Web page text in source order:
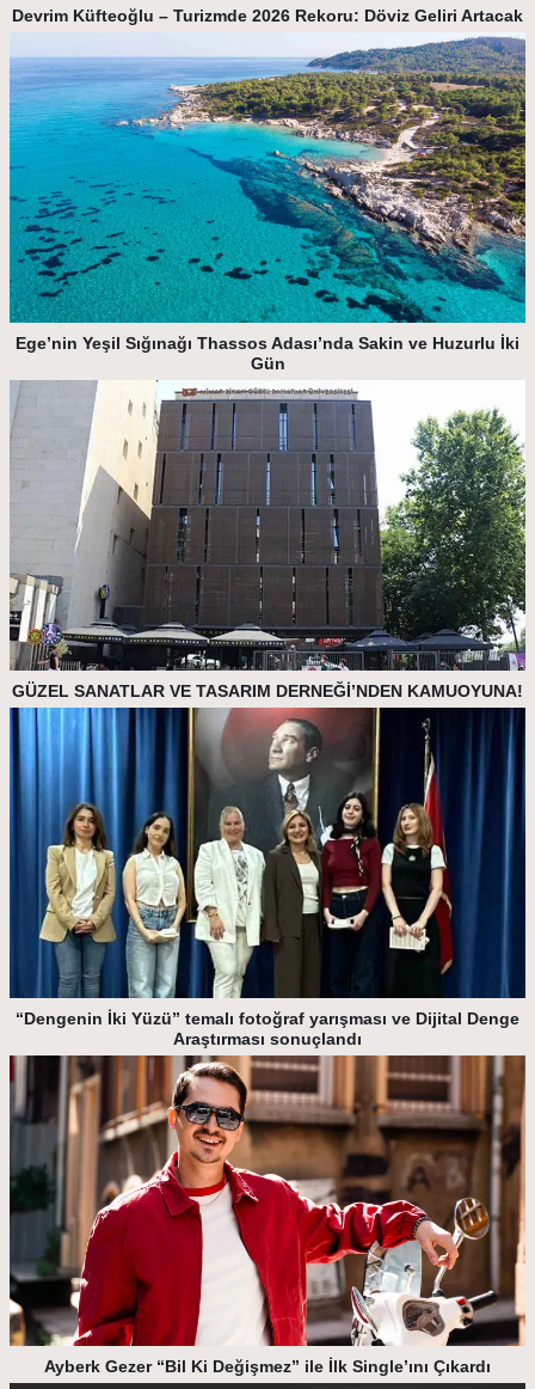
Devrim Küfteoğlu – Turizmde 2026 Rekoru: Döviz Geliri Artacak
Ege’nin Yeşil Sığınağı Thassos Adası’nda Sakin ve Huzurlu İki
Gün
GÜZEL SANATLAR VE TASARIM DERNEĞİ’NDEN KAMUOYUNA!
“Dengenin İki Yüzü” temalı fotoğraf yarışması ve Dijital Denge
Araştırması sonuçlandı
Ayberk Gezer “Bil Ki Değişmez” ile İlk Single’ını Çıkardı